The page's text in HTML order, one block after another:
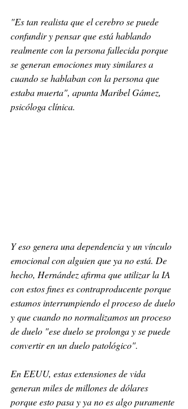
"Es tan realista que el cerebro se puede
confundir y pensar que está hablando
realmente con la persona fallecida porque
se generan emociones muy similares a
cuando se hablaban con la persona que
estaba muerta", apunta Maribel Gámez,
psicóloga clínica.
Y eso genera una dependencia y un vínculo
emocional con alguien que ya no está. De
hecho, Hernández afirma que utilizar la IA
con estos fines es contraproducente porque
estamos interrumpiendo el proceso de duelo
y que cuando no normalizamos un proceso
de duelo "ese duelo se prolonga y se puede
convertir en un duelo patológico".
En EEUU, estas extensiones de vida
generan miles de millones de dólares
porque esto pasa y ya no es algo puramente